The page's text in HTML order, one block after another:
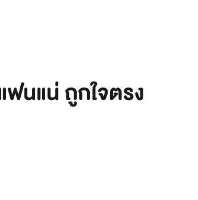
นแน่ ถูกใจตรง